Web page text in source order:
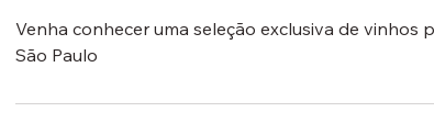
Venha conhecer uma seleção exclusiva de vinhos
São Paulo